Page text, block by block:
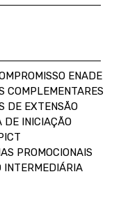
ENADE
COMPLEMENTARES
DE EXTENSÃO
DE INICIAÇÃO
PROMOCIONAIS
INTERMEDIÁRIA